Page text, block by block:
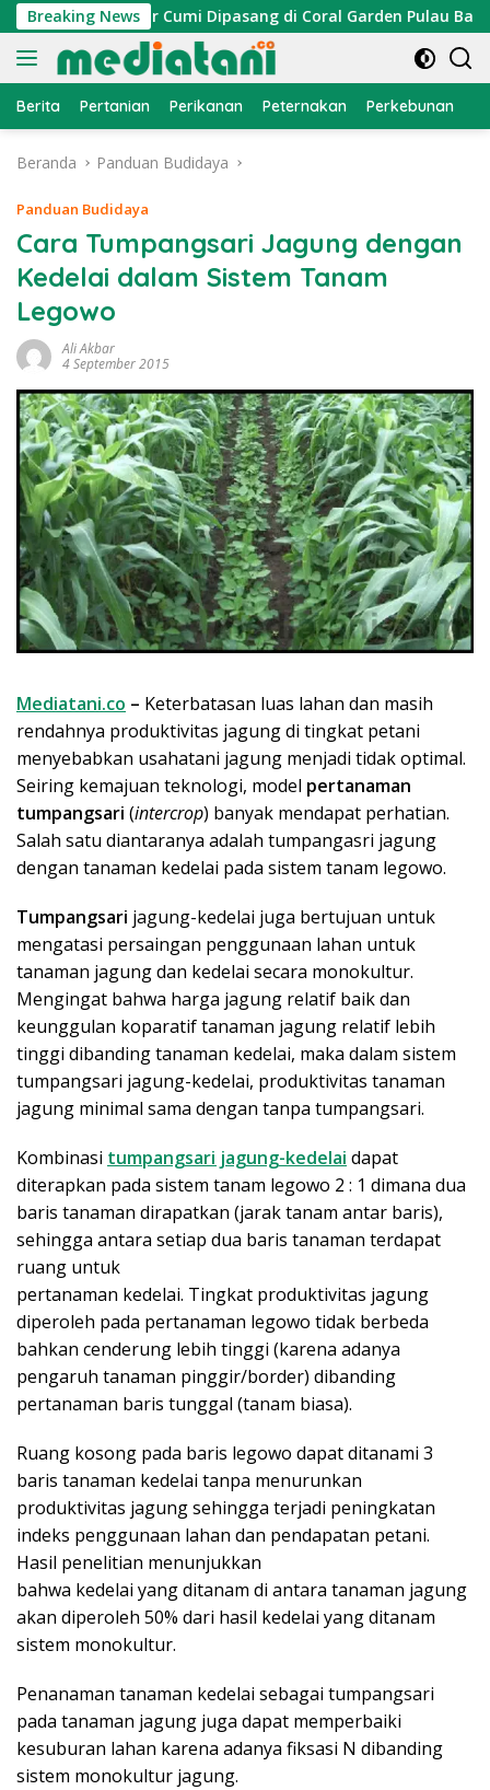
Langsung
ke
konten
Breaking News
Atraktor Cumi Dipasang di Coral Garden Pulau Barrang
Berita Pertanian Perikanan Peternakan Perkebunan
Beranda Panduan Budidaya
Panduan Budidaya
Cara Tumpangsari Jagung dengan
Kedelai dalam Sistem Tanam
Legowo
Ali Akbar
4 September 2015
Mediatani.co – Keterbatasan luas lahan dan masih
rendahnya produktivitas jagung di tingkat petani
menyebabkan usahatani jagung menjadi tidak optimal.
Seiring kemajuan teknologi, model pertanaman
tumpangsari (intercrop) banyak mendapat perhatian.
Salah satu diantaranya adalah tumpangasri jagung
dengan tanaman kedelai pada sistem tanam legowo.
Tumpangsari jagung-kedelai juga bertujuan untuk
mengatasi persaingan penggunaan lahan untuk
tanaman jagung dan kedelai secara monokultur.
Mengingat bahwa harga jagung relatif baik dan
keunggulan koparatif tanaman jagung relatif lebih
tinggi dibanding tanaman kedelai, maka dalam sistem
tumpangsari jagung-kedelai, produktivitas tanaman
jagung minimal sama dengan tanpa tumpangsari.
Kombinasi tumpangsari jagung-kedelai dapat
diterapkan pada sistem tanam legowo 2 : 1 dimana dua
baris tanaman dirapatkan (jarak tanam antar baris),
sehingga antara setiap dua baris tanaman terdapat
ruang untuk
pertanaman kedelai. Tingkat produktivitas jagung
diperoleh pada pertanaman legowo tidak berbeda
bahkan cenderung lebih tinggi (karena adanya
pengaruh tanaman pinggir/border) dibanding
pertanaman baris tunggal (tanam biasa).
Ruang kosong pada baris legowo dapat ditanami 3
baris tanaman kedelai tanpa menurunkan
produktivitas jagung sehingga terjadi peningkatan
indeks penggunaan lahan dan pendapatan petani.
Hasil penelitian menunjukkan
bahwa kedelai yang ditanam di antara tanaman jagung
akan diperoleh 50% dari hasil kedelai yang ditanam
sistem monokultur.
Penanaman tanaman kedelai sebagai tumpangsari
pada tanaman jagung juga dapat memperbaiki
kesuburan lahan karena adanya fiksasi N dibanding
sistem monokultur jagung.